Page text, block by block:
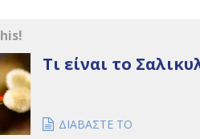
Τι είναι το
ΔΙΑΒΑΣΤΕ ΤΟ